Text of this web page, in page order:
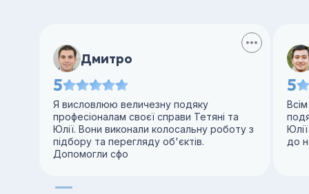
Дмитро
5
Я висловлюю величезну подяку
професіоналам своєї справи Тетяні та
Юлії. Вони виконали колосальну роботу з
підбору та перегляду об'єктів.
Допомогли сфо
5
до